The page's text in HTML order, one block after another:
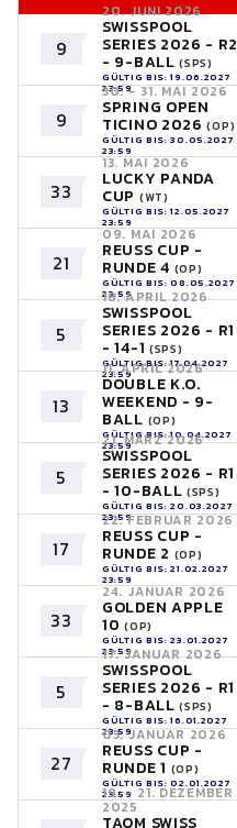
9
20. JUNI 2026
SWISSPOOL
SERIES 2026 - R2
- 9-BALL(SPS)
GÜLTIG BIS: 19.06.2027
23:59
9
30. - 31. MAI 2026
SPRING OPEN
TICINO 2026(OP)
GÜLTIG BIS: 30.05.2027
23:59
33
13. MAI 2026
LUCKY PANDA
CUP (WT)
GÜLTIG BIS: 12.05.2027
23:59
21
09. MAI 2026
REUSS CUP -
RUNDE 4 (OP)
GÜLTIG BIS: 08.05.2027
23:59
5
18. APRIL 2026
SWISSPOOL
SERIES 2026 - R1
- 14-1 (SPS)
GÜLTIG BIS: 17.04.2027
23:59
13
11. APRIL 2026
DOUBLE K.O.
WEEKEND - 9-
BALL (OP)
GÜLTIG BIS: 10.04.2027
23:59
5
21. MÄRZ 2026
SWISSPOOL
SERIES 2026 - R1
- 10-BALL (SPS)
GÜLTIG BIS: 20.03.2027
23:59
17
22. FEBRUAR 2026
REUSS CUP -
RUNDE 2 (OP)
GÜLTIG BIS: 21.02.2027
23:59
33
24. JANUAR 2026
GOLDEN APPLE
10(OP)
GÜLTIG BIS: 23.01.2027
23:59
5
17. JANUAR 2026
SWISSPOOL
SERIES 2026 - R1
- 8-BALL(SPS)
GÜLTIG BIS: 16.01.2027
23:59
27
03. JANUAR 2026
REUSS CUP -
RUNDE 1 (OP)
GÜLTIG BIS: 02.01.2027
23:59
19. - 21. DEZEMBER
2025